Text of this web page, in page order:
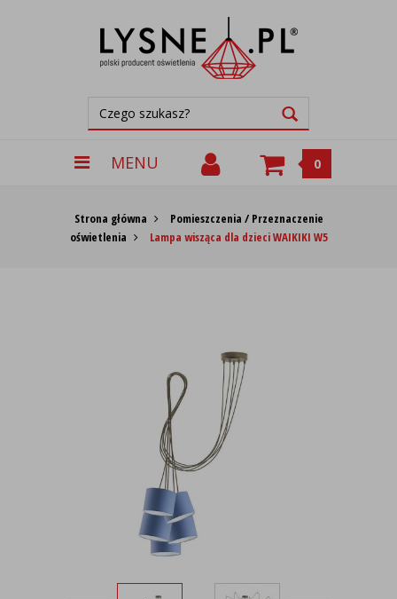
MENU 0
Strona główna
Pomieszczenia / Przeznaczenie
oświetlenia
Lampa wisząca dla dzieci WAIKIKI W5